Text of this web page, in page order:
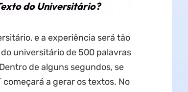
do Universitário?
e a experiência será tão
universitário de 500 palavras
de alguns segundos, se
a gerar os textos. No